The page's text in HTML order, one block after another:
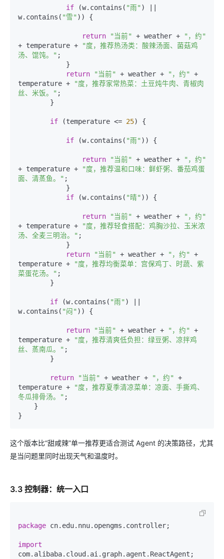
if (w.contains( "雨" ) ||
w.contains( "雪" )) {
return "当前" + weather +
"，约"
+ temperature +
"度，推荐热汤类：酸辣汤面、菌菇鸡
汤、馄饨。" ;
return
"当前" + weather + "，约"
+
temperature +
"度，推荐家常热菜：土豆炖牛肉、青椒肉
丝、米饭。" ;
if (temperature <= 25) {
if (w.contains( "雨" )) {
return "当前" + weather +
"，约"
+ temperature +
"度，推荐温和口味：鲜虾粥、番茄鸡蛋
面、清蒸鱼。" ;
if (w.contains( "晴" )) {
return "当前" + weather +
"，约"
+ temperature +
"度，推荐轻食搭配：鸡胸沙拉、玉米浓
汤、全麦三明治。" ;
return
"当前" + weather + "，约"
+
temperature +
"度，推荐均衡菜单：宫保鸡丁、时蔬、紫
菜蛋花汤。" ;
if (w.contains( "雨" ) ||
w.contains( "闷" )) {
return "当前" + weather + "，约"
+
temperature +
"度，推荐清爽低负担：绿豆粥、凉拌鸡
丝、蒸南瓜。" ;
return "当前" + weather + "，约"
+
temperature +
"度，推荐夏季清凉菜单：凉面、手撕鸡、
冬瓜排骨汤。" ;
这个版本比“甜咸辣”单一推荐更适合测试 Agent 的决策路径，尤其
是当问题里同时出现天气和温度时。
3.3 控制器：统一入口
package cn.edu.nnu.opengms.controller;
import